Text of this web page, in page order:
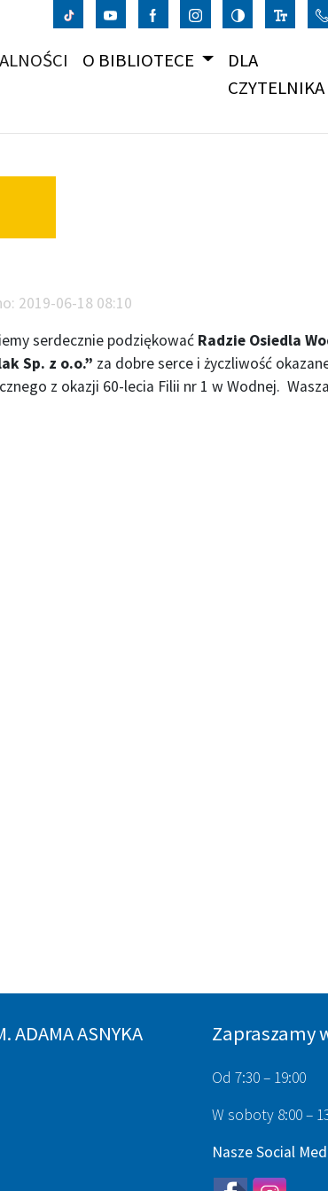
(CURRENT)
O BIBLIOTECE
DLA
CZYTELNIKA
2019-06-18 08:10
serdecznie podziękować Radzie Osiedla
Sp. z o.o.” za dobre serce i życzliwość
z okazji 60-lecia Filii nr 1 w Wodnej.
ADAMA ASNYKA Zapraszamy
Od 7:30 – 19:00
W soboty 8:00 –
Nasze Social